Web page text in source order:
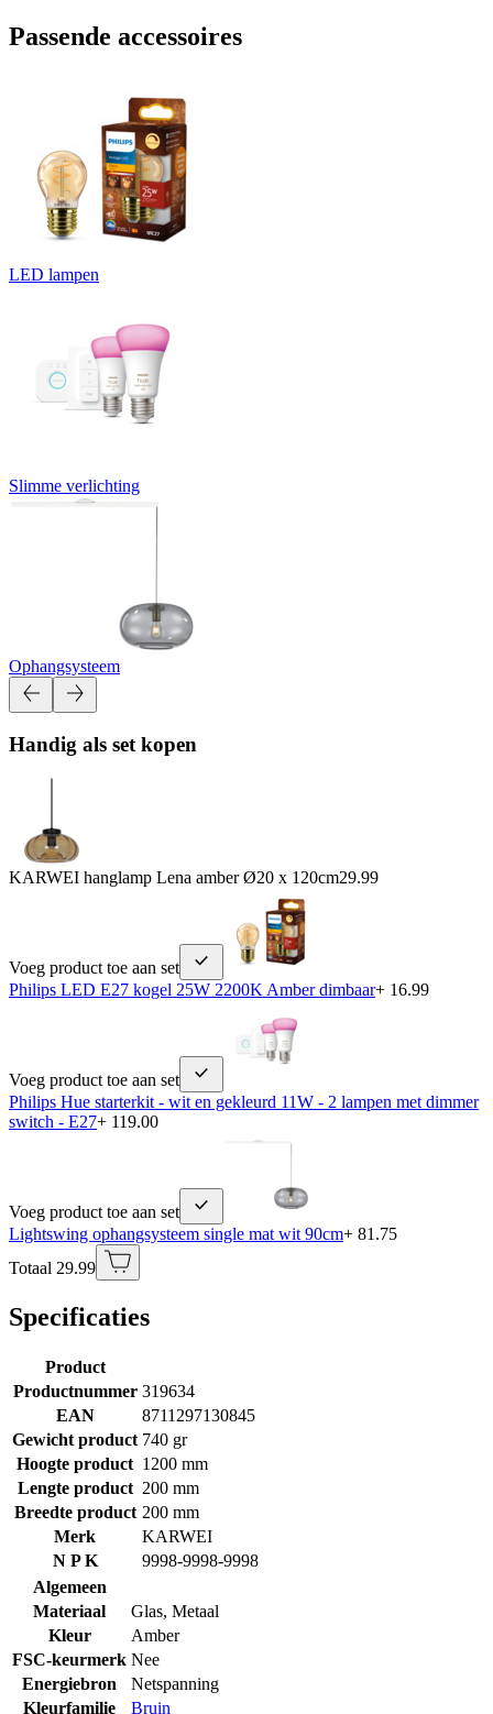
Passende accessoires
LED lampen
Slimme verlichting
Ophangsysteem
Handig als set kopen
KARWEI hanglamp Lena amber Ø20 x 120cm29.99
Voeg product toe aan set
Philips LED E27 kogel 25W 2200K Amber dimbaar+ 16.99
Voeg product toe aan set
Philips Hue starterkit - wit en gekleurd 11W - 2 lampen met dimmer
switch - E27+ 119.00
Voeg product toe aan set
Lightswing ophangsysteem single mat wit 90cm+ 81.75
Totaal 29.99
Specificaties
Product
Productnummer 319634
EAN
8711297130845
Gewicht product 740 gr
Hoogte product 1200 mm
Lengte product 200 mm
Breedte product 200 mm
Merk
KARWEI
N P K
9998-9998-9998
Algemeen
Materiaal
Glas, Metaal
Kleur
Amber
FSC-keurmerk Nee
Energiebron
Netspanning
Kleurfamilie
Bruin